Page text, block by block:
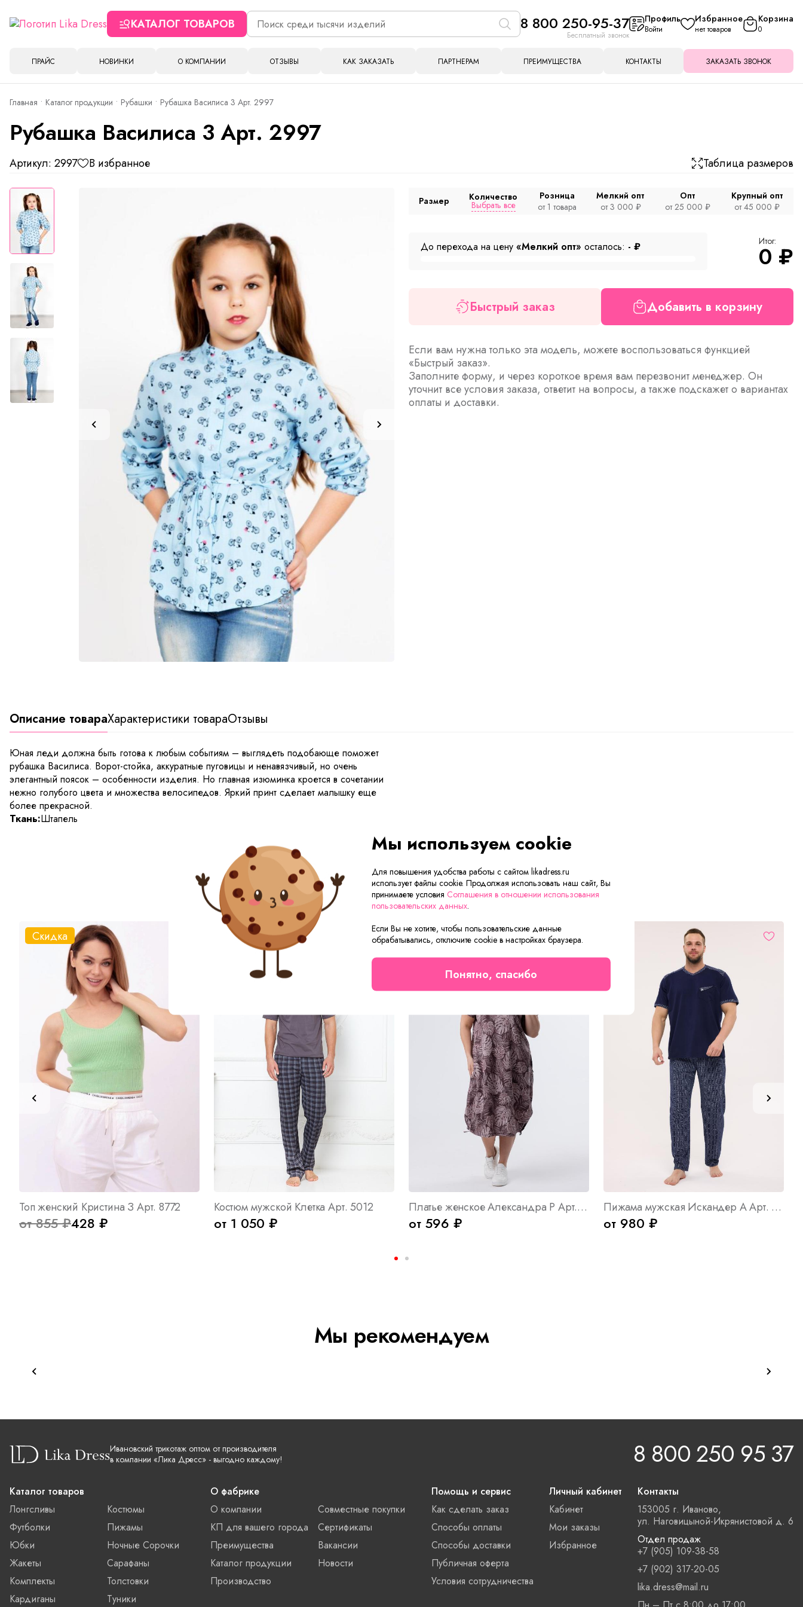
КАТАЛОГ ТОВАРОВ 8 800 250-95-37
Бесплатный звонок
Профиль
Войти
Избранное
нет товаров
Корзина
0
ПРАЙС НОВИНКИ О КОМПАНИИ ОТЗЫВЫ КАК ЗАКАЗАТЬ ПАРТНЕРАМ ПРЕИМУЩЕСТВА КОНТАКТЫ ЗАКАЗАТЬ ЗВОНОК
Главная Каталог продукции Рубашки Рубашка Василиса 3 Арт. 2997
Рубашка Василиса 3 Арт. 2997
Артикул: 2997 В избранное Таблица размеров
Размер Количество
Выбрать все
Розница
от 1 товара
Мелкий опт
от 3 000 ₽
Опт
от 25 000 ₽
Крупный опт
от 45 000 ₽
До перехода на цену «Мелкий опт» осталось: - ₽ Итог:
0 ₽
Быстрый заказ Добавить в корзину
Если вам нужна только эта модель, можете воспользоваться функцией
«Быстрый заказ».
Заполните форму, и через короткое время вам перезвонит менеджер. Он
уточнит все условия заказа, ответит на вопросы, а также подскажет о вариантах
оплаты и доставки.
Описание товараХарактеристики товараОтзывы
Юная леди должна быть готова к любым событиям – выглядеть подобающе поможет
рубашка Василиса. Ворот-стойка, аккуратные пуговицы и ненавязчивый, но очень
элегантный поясок – особенности изделия. Но главная изюминка кроется в сочетании
нежно голубого цвета и множества велосипедов. Яркий принт сделает малышку еще
более прекрасной.
Ткань:Штапель
Сейчас на сайте смотрят
Скидка
Топ женский Кристина З Арт. 8772
от 855 ₽428 ₽
Костюм мужской Клетка Арт. 5012
от 1 050 ₽
Новинка
Платье женское Александра Р Арт. 10450
от 596 ₽
Пижама мужская Искандер А Арт. 6407
от 980 ₽
Мы рекомендуем
Ивановский трикотаж оптом от производителя
в компании «Лика Дресс» - выгодно каждому!
8 800 250 95 37
Каталог товаров
Лонгсливы
Футболки
Юбки
Жакеты
Комплекты
Кардиганы
Костюмы
Пижамы
Ночные Сорочки
Сарафаны
Толстовки
Туники
О фабрике
О компании
КП для вашего города
Преимущества
Каталог продукции
Производство
Совместные покупки
Сертификаты
Вакансии
Новости
Помощь и сервис
Как сделать заказ
Способы оплаты
Способы доставки
Публичная оферта
Условия сотрудничества
Личный кабинет
Кабинет
Мои заказы
Избранное
Контакты
153005 г. Иваново,
ул. Наговицыной-Икрянистовой д. 6
Отдел продаж
+7 (905) 109-38-58
+7 (902) 317-20-05
lika.dress@mail.ru
Мы используем cookie
Для повышения удобства работы с сайтом likadress.ru
использует файлы cookie. Продолжая использовать наш сайт, Вы
принимаете условия Соглашения в отношении использования
пользовательских данных.
Если Вы не хотите, чтобы пользовательские данные
обрабатывались, отключите cookie в настройках браузера.
Понятно, спасибо